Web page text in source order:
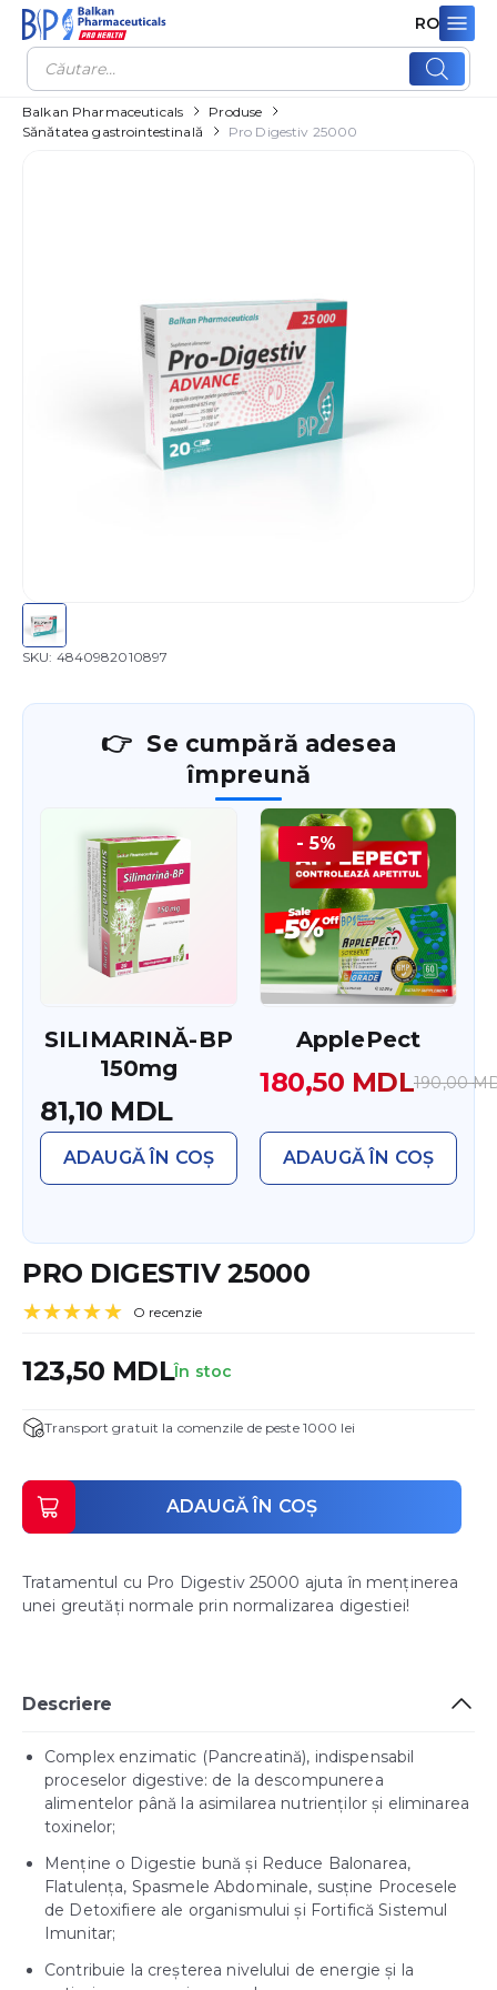
RO
Products
search
Balkan Pharmaceuticals
Produse
Sănătatea gastrointestinală
Pro Digestiv 25000
SKU: 4840982010897
PRO DIGESTIV 25000
baza unei
singure
O recenzie
Tratamentul cu Pro Digestiv 25000 ajuta în menţinerea
unei greutăţi normale prin normalizarea digestiei!
123,50 MDLÎn stoc
Transport gratuit la comenzile de peste 1000 lei
ADAUGĂ ÎN COȘ
Se cumpără adesea
împreună
SILIMARINĂ-BP
150mg
81,10 MDL
ADAUGĂ ÎN COȘ
- 5%
ApplePect
190,00
Prețul
a
fost:
190,00 MDL.
180,50 MDL
Prețul
este:
180,50 MDL.
ADAUGĂ ÎN COȘ
Descriere
Complex enzimatic (Pancreatină), indispensabil
proceselor digestive: de la descompunerea
alimentelor până la asimilarea nutrienților și eliminarea
toxinelor;
Menține o Digestie bună și Reduce Balonarea,
Flatulența, Spasmele Abdominale, susține Procesele
de Detoxifiere ale organismului și Fortifică Sistemul
Imunitar;
Contribuie la creșterea nivelului de energie și la